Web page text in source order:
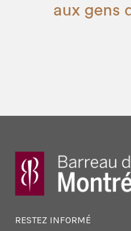
aux gens
RESTEZ INFORMÉ